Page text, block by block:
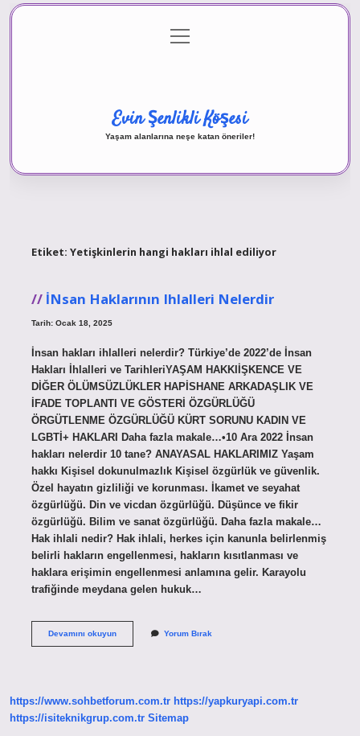
Gizlilik Politikası
menüyü
aç
Evin Şenlikli Köşesi
Yaşam alanlarına neşe katan öneriler!
Etiket: Yetişkinlerin hangi hakları ihlal ediliyor
İNsan Haklarının Ihlalleri Nelerdir
Tarih: Ocak 18, 2025
İnsan hakları ihlalleri nelerdir? Türkiye’de 2022’de İnsan
Hakları İhlalleri ve TarihleriYAŞAM HAKKIİŞKENCE VE
DİĞER ÖLÜMSÜZLÜKLER HAPİSHANE ARKADAŞLIK VE
İFADE TOPLANTI VE GÖSTERİ ÖZGÜRLÜĞÜ
ÖRGÜTLENME ÖZGÜRLÜĞÜ KÜRT SORUNU KADIN VE
LGBTİ+ HAKLARI Daha fazla makale…•10 Ara 2022 İnsan
hakları nelerdir 10 tane? ANAYASAL HAKLARIMIZ Yaşam
hakkı Kişisel dokunulmazlık Kişisel özgürlük ve güvenlik.
Özel hayatın gizliliği ve korunması. İkamet ve seyahat
özgürlüğü. Din ve vicdan özgürlüğü. Düşünce ve fikir
özgürlüğü. Bilim ve sanat özgürlüğü. Daha fazla makale…
Hak ihlali nedir? Hak ihlali, herkes için kanunla belirlenmiş
belirli hakların engellenmesi, hakların kısıtlanması ve
haklara erişimin engellenmesi anlamına gelir. Karayolu
trafiğinde meydana gelen hukuk…
Devamını okuyunİNsan
Yorum Bırak
https://www.sohbetforum.com.tr https://yapkuryapi.com.tr
https://isiteknikgrup.com.tr Sitemap